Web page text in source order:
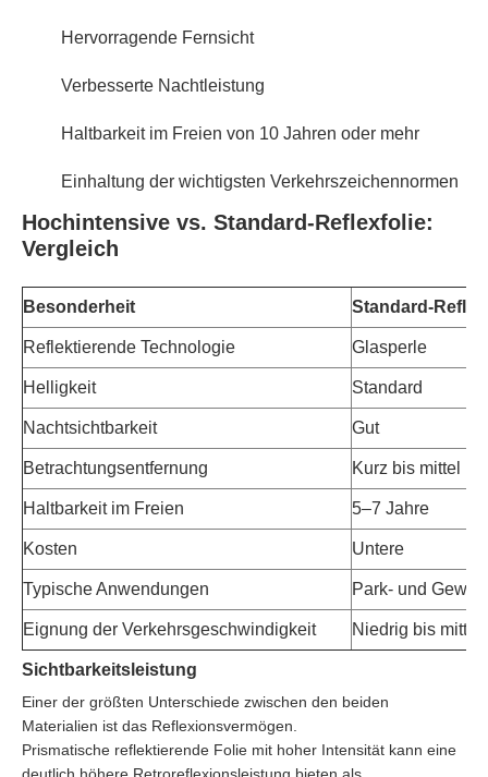
Hervorragende Fernsicht
Verbesserte Nachtleistung
Haltbarkeit im Freien von 10 Jahren oder mehr
Einhaltung der wichtigsten Verkehrszeichennormen
Hochintensive vs. Standard-Reflexfolie:
Vergleich
Besonderheit Standard-
Reflektierende Technologie Glasperle
Helligkeit Standard
Nachtsichtbarkeit Gut
Betrachtungsentfernung Kurz bis mittel
Haltbarkeit im Freien 5–7 Jahre
Kosten Untere
Typische Anwendungen Park- und
Eignung der Verkehrsgeschwindigkeit Niedrig bis mittel
Sichtbarkeitsleistung
Einer der größten Unterschiede zwischen den beiden
Materialien ist das Reflexionsvermögen.
Prismatische reflektierende Folie mit hoher Intensität kann eine